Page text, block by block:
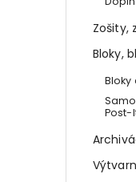
Zošity,
Bloky,
Bloky
Post-